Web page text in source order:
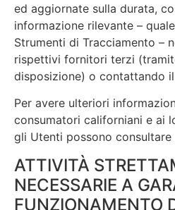
ed aggiornate sulla durata,
informazione rilevante –
Strumenti di Tracciamento –
rispettivi fornitori terzi
disposizione) o contattando
Per avere ulteriori
consumatori californiani e ai
gli Utenti possono consultare
ATTIVITÀ
NECESSARIE A
FUNZIONAMENTO